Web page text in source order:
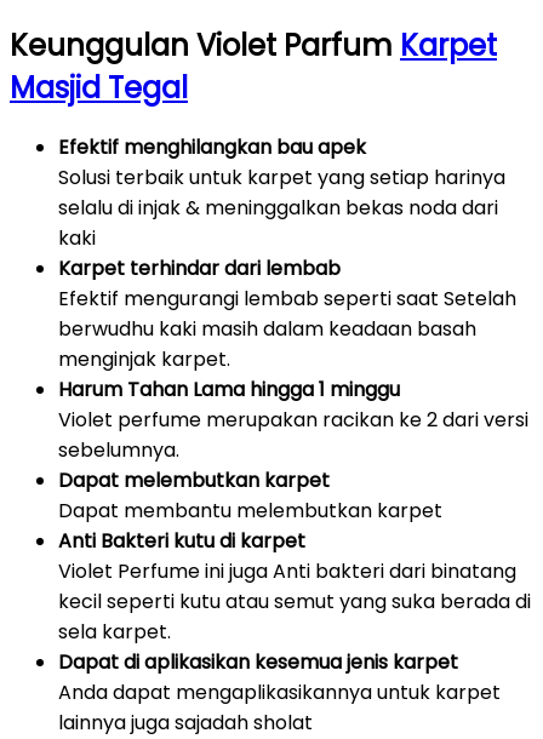
Keunggulan Violet Parfum Karpet
Masjid Tegal
Efektif menghilangkan bau apek
Solusi terbaik untuk karpet yang setiap harinya
selalu di injak & meninggalkan bekas noda dari
kaki
Karpet terhindar dari lembab
Efektif mengurangi lembab seperti saat Setelah
berwudhu kaki masih dalam keadaan basah
menginjak karpet.
Harum Tahan Lama hingga 1 minggu
Violet perfume merupakan racikan ke 2 dari versi
sebelumnya.
Dapat melembutkan karpet
Dapat membantu melembutkan karpet
Anti Bakteri kutu di karpet
Violet Perfume ini juga Anti bakteri dari binatang
kecil seperti kutu atau semut yang suka berada di
sela karpet.
Dapat di aplikasikan kesemua jenis karpet
Anda dapat mengaplikasikannya untuk karpet
lainnya juga sajadah sholat